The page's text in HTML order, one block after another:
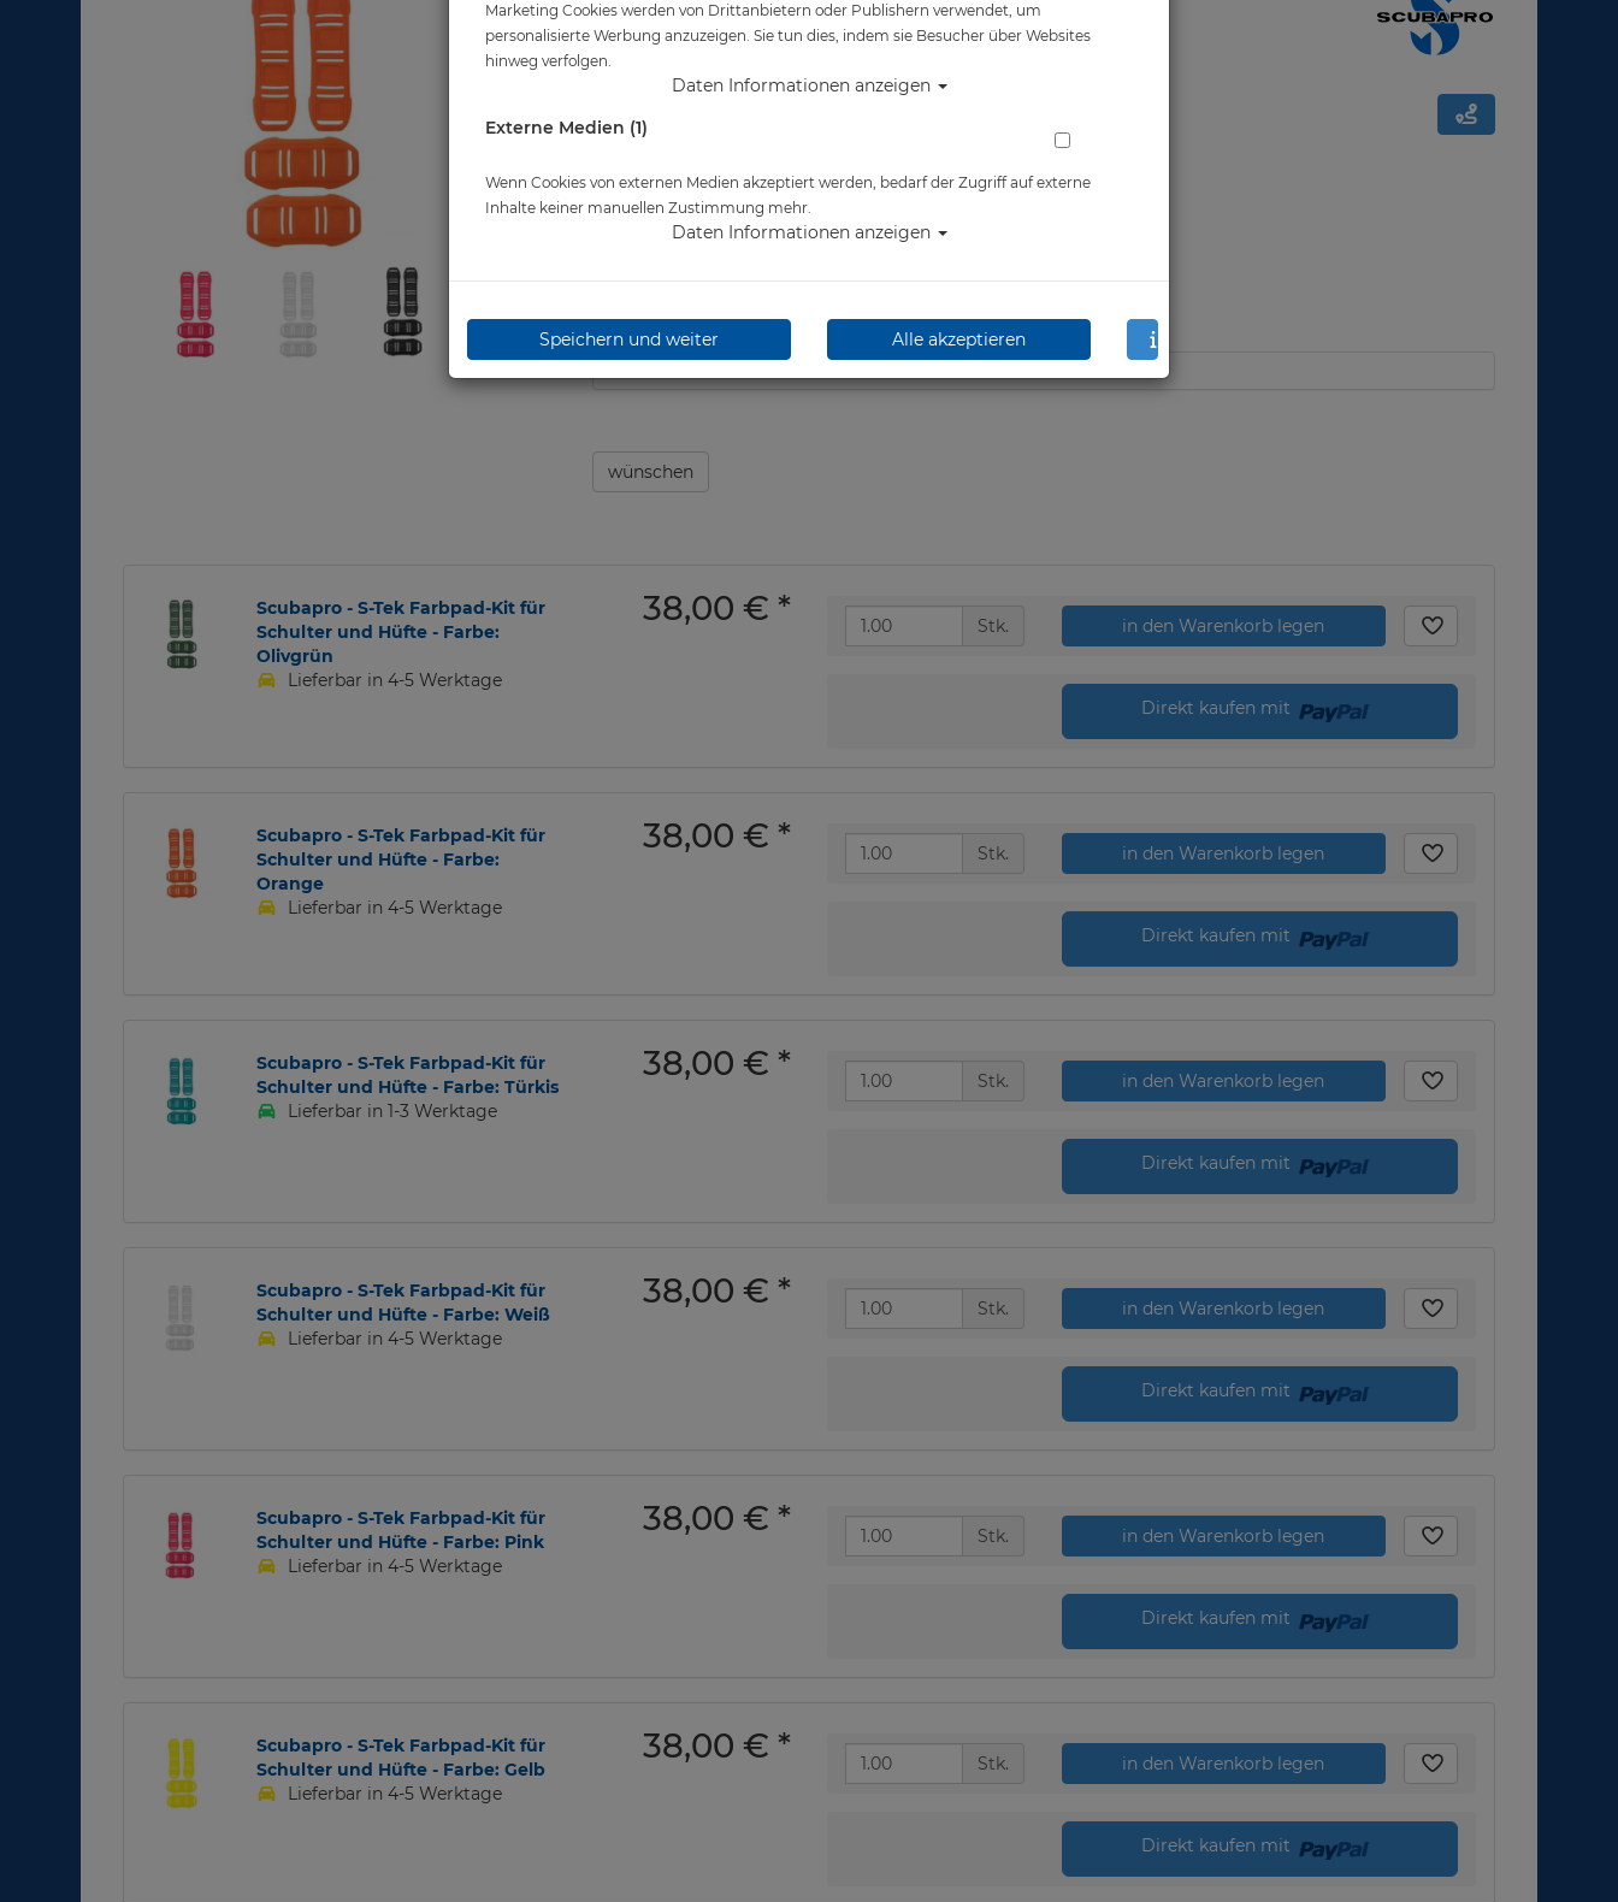
Artikelnr.: scu-23616master
Herstellerpreis: 39,90 €
38,00 €*
wünschen
Scubapro - S-Tek Farbpad-Kit für
Schulter und Hüfte - Farbe:
Olivgrün
Lieferbar in 4-5 Werktage
38,00 € * Stk. in den Warenkorb legen
Direkt kaufen mit
Scubapro - S-Tek Farbpad-Kit für
Schulter und Hüfte - Farbe:
Orange
Lieferbar in 4-5 Werktage
38,00 € * Stk. in den Warenkorb legen
Direkt kaufen mit
Scubapro - S-Tek Farbpad-Kit für
Schulter und Hüfte - Farbe: Türkis
Lieferbar in 1-3 Werktage
38,00 € * Stk. in den Warenkorb legen
Direkt kaufen mit
Scubapro - S-Tek Farbpad-Kit für
Schulter und Hüfte - Farbe: Weiß
Lieferbar in 4-5 Werktage
38,00 € * Stk. in den Warenkorb legen
Direkt kaufen mit
Scubapro - S-Tek Farbpad-Kit für
Schulter und Hüfte - Farbe: Pink
Lieferbar in 4-5 Werktage
38,00 € * Stk. in den Warenkorb legen
Direkt kaufen mit
Scubapro - S-Tek Farbpad-Kit für
Schulter und Hüfte - Farbe: Gelb
Lieferbar in 4-5 Werktage
38,00 € * Stk. in den Warenkorb legen
Direkt kaufen mit
Marketing Cookies werden von Drittanbietern oder Publishern verwendet, um
personalisierte Werbung anzuzeigen. Sie tun dies, indem sie Besucher über Websites
hinweg verfolgen.
Daten Informationen anzeigen
Externe Medien (1)
Wenn Cookies von externen Medien akzeptiert werden, bedarf der Zugriff auf externe
Inhalte keiner manuellen Zustimmung mehr.
Daten Informationen anzeigen
Speichern und weiter Alle akzeptieren